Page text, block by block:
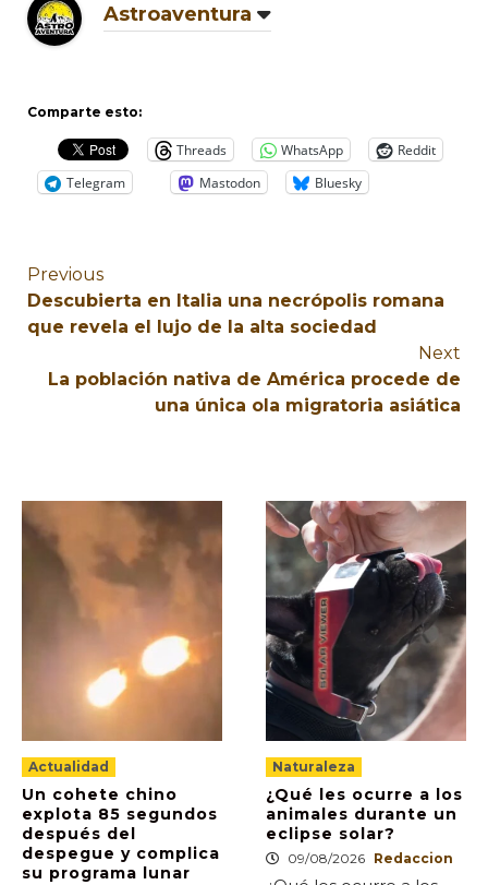
Astroaventura
Comparte esto:
Threads WhatsApp
Reddit
Telegram
Mastodon Bluesky
Previous
Descubierta en Italia una necrópolis romana
que revela el lujo de la alta sociedad
Next
La población nativa de América procede de
una única ola migratoria asiática
Actualidad
Un cohete chino
explota 85 segundos
después del
despegue y complica
su programa lunar
Naturaleza
¿Qué les ocurre a los
animales durante un
eclipse solar?
09/08/2026 Redaccion